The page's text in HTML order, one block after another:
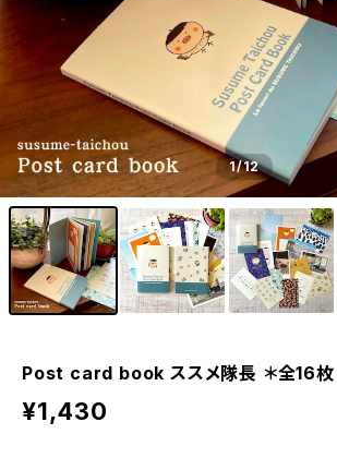
1/12
Post card book ススメ隊長 ＊全16枚
¥1,430